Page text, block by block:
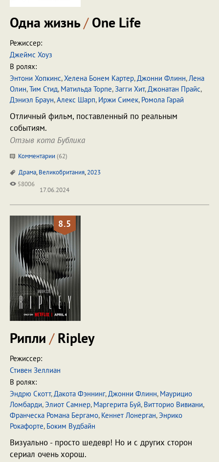
Одна жизнь/One Life
Режиссер:
Джеймс Хоуз
В ролях:
Энтони Хопкинс,Хелена Бонем Картер,Джонни Флинн,Лена
Олин,Тим Стид, Матильда Торпе,Загги Хит,Джонатан Прайс,
Дэниэл Браун,Алекс Шарп, Иржи Симек, Ромола Гарай
Отличный фильм, поставленный по реальным
событиям.
Отзыв кота Бублика
Комментарии (62)
Драма,Великобритания,2023
58006
17.06.2024
8.5
Рипли /Ripley
Режиссер:
Стивен Зеллиан
В ролях:
Эндрю Скотт,Дакота Фэннинг,Джонни Флинн, Маурицио
Ломбарди,Элиот Самнер, Маргерита Буй, Витторио Вивиани,
Франческа Романа Бергамо, Кеннет Лонерган,Энрико
Рокафорте, Боким Вудбайн
Визуально - просто шедевр! Но и с других сторон
сериал очень хорош.